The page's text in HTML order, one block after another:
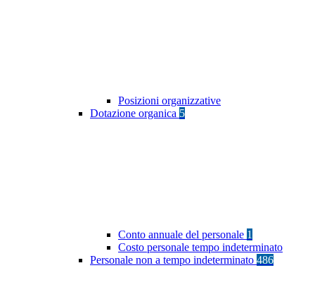
Posizioni organizzative
Dotazione organica 5
Conto annuale del personale 1
Costo personale tempo indeterminato
Personale non a tempo indeterminato 486